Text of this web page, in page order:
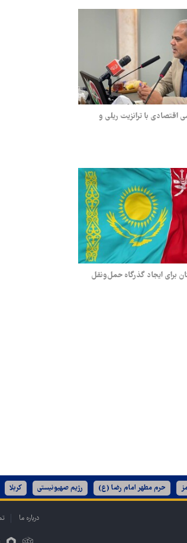
اقتصادی با ترانزیت ریلی و
ابتکار عمان و قزاقستان برای ایجاد گذرگاه حمل‌‎ونقل
حرم مطهر امام رضا (ع) رژیم صهیونیستی کربلا
درباره ما